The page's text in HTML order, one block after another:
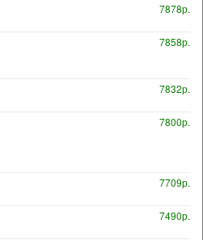
7878р.
7858р.
7832р.
7800р.
7709р.
7490р.